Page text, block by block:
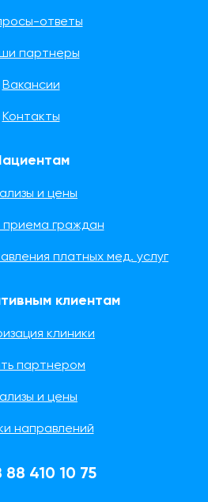
ответы
партнеры
Вакансии
Контакты
и цены
приема граждан
платных мед. услуг
клиентам
клиники
партнером
и цены
направлений
88 410 10 75